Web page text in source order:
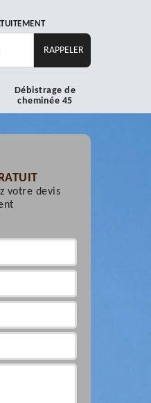
Débistrage de
cheminée 45
votre devis